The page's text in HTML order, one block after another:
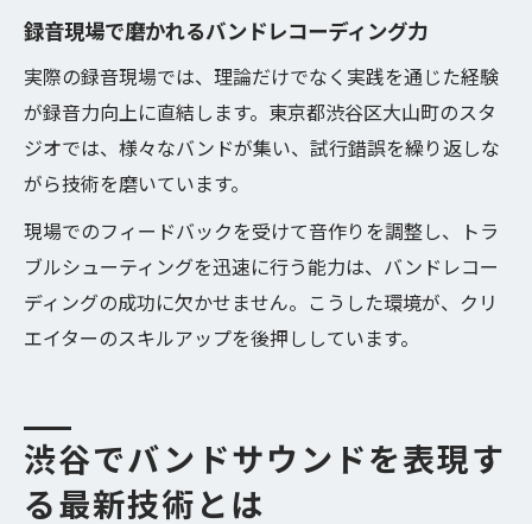
録音現場で磨かれるバンドレコーディング力
実際の録音現場では、理論だけでなく実践を通じた経験
が録音力向上に直結します。東京都渋谷区大山町のスタ
ジオでは、様々なバンドが集い、試行錯誤を繰り返しな
がら技術を磨いています。
現場でのフィードバックを受けて音作りを調整し、トラ
ブルシューティングを迅速に行う能力は、バンドレコー
ディングの成功に欠かせません。こうした環境が、クリ
エイターのスキルアップを後押ししています。
渋谷でバンドサウンドを表現す
る最新技術とは